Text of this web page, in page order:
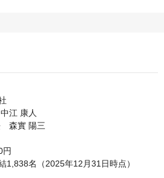
江 康人
實 陽三
円
1,838名（2025年12月31日時点）